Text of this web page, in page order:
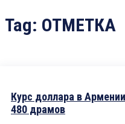
Tag: ОТМЕТКА
Курс доллара в
480 драмов